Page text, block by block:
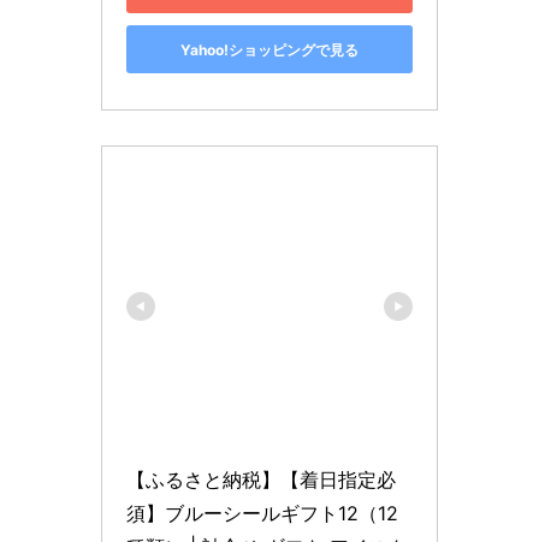
Yahoo!ショッピングで見る
【ふるさと納税】【着日指定必
須】ブルーシールギフト12（12